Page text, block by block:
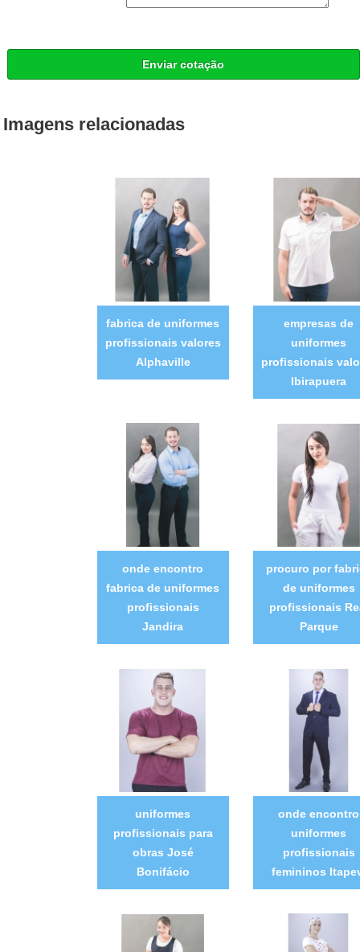
Enviar cotação
Imagens relacionadas
fabrica de uniformes
profissionais valores
Alphaville
empresas de
uniformes
profissionais
Ibirapuera
onde encontro
fabrica de uniformes
profissionais
Jandira
procuro por
de uniformes
profissionais
Parque
uniformes
profissionais para
obras José
Bonifácio
onde encontro
uniformes
profissionais
femininos